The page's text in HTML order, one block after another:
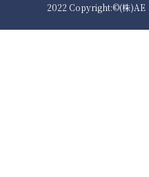
2022 Copyright:©(株)AE